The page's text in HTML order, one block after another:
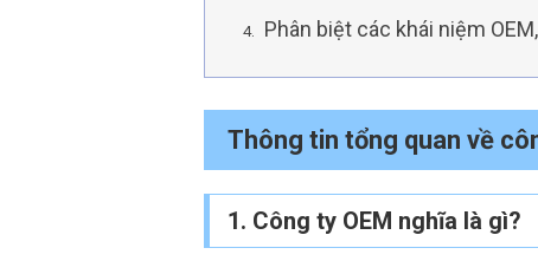
Phân biệt các khái niệm
Thông tin tổng quan về
1. Công ty OEM nghĩa là gì?